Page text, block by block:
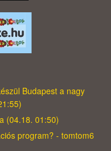
Budapest a nagy
(04.18. 01:50)
program? - tomtom6